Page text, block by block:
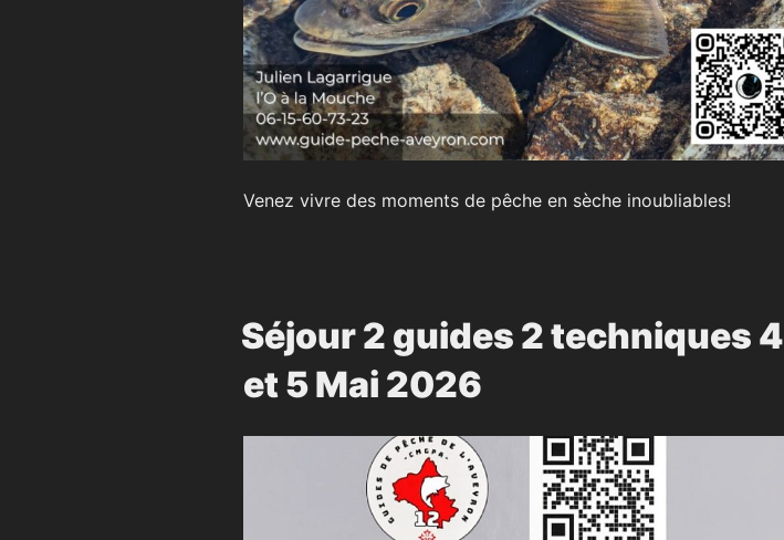
Venez vivre des moments de pêche en sèche inoubliables!
Séjour 2 guides 2 techniques 4
et 5 Mai 2026